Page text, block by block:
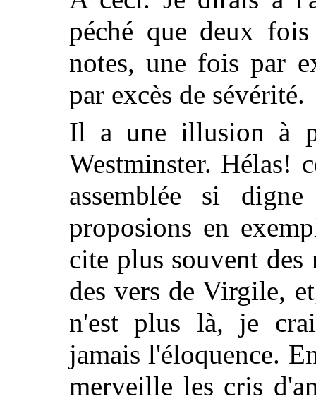
péché que deux
notes, une fois par
par excès de sévérité.
Il a une illusion à
Westminster. Hélas!
assemblée si
proposions en
cite plus souvent des
des vers de Virgile,
n'est plus là, je
jamais l'éloquence.
merveille les cris